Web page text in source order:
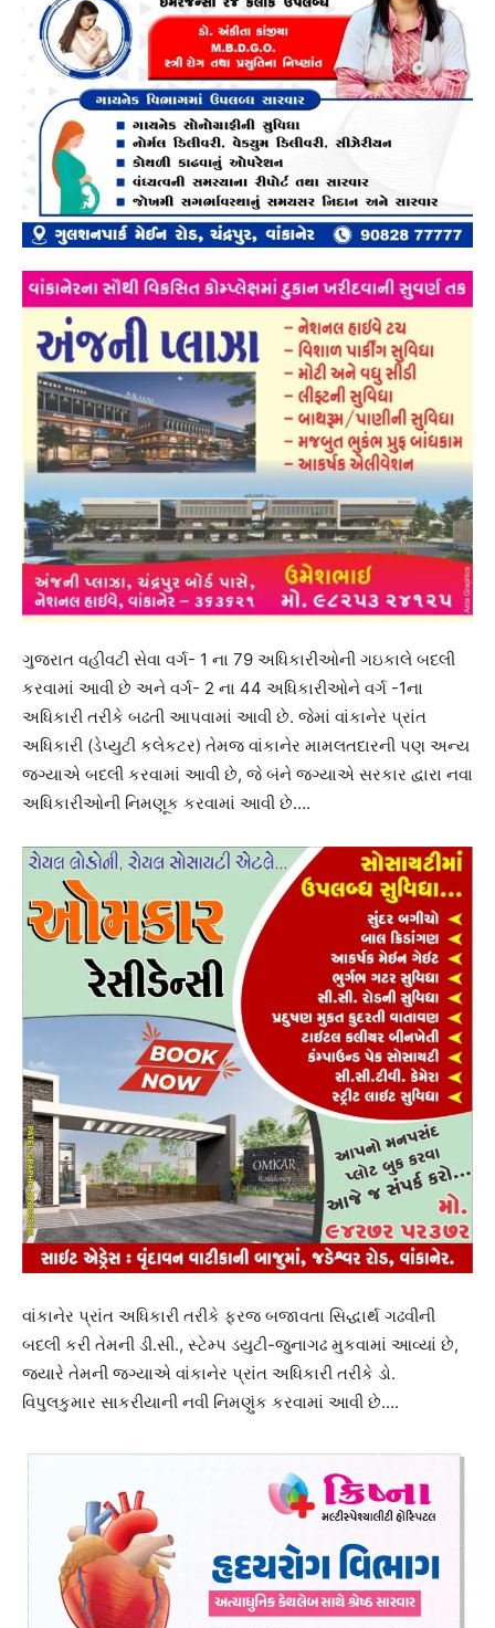
ગુજરાત વહીવટી સેવા વર્ગ- 1 ના 79 અધિકારીઓની ગઇકાલે બદલી
કરવામાં આવી છે અને વર્ગ- 2 ના 44 અધિકારીઓને વર્ગ -1ના
અધિકારી તરીકે બઢતી આપવામાં આવી છે. જેમાં વાંકાનેર પ્રાંત
અધિકારી (ડેપ્યુટી કલેકટર) તેમજ વાંકાનેર મામલતદારની પણ અન્ય
જગ્યાએ બદલી કરવામાં આવી છે, જે બંને જગ્યાએ સરકાર દ્વારા નવા
અધિકારીઓની નિમણૂક કરવામાં આવી છે….
વાંકાનેર પ્રાંત અધિકારી તરીકે ફરજ બજાવતા સિદ્ધાર્થ ગઢવીની
બદલી કરી તેમની ડી.સી., સ્ટેમ્પ ડયુટી-જુનાગઢ મુકવામાં આવ્યાં છે,
જ્યારે તેમની જગ્યાએ વાંકાનેર પ્રાંત અધિકારી તરીકે ડો.
વિપુલકુમાર સાકરીયાની નવી નિમણુંક કરવામાં આવી છે….